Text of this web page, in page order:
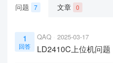
问题 7 文章 0
1
回答
QAQ 2025-03-17
LD2410C上位机问题